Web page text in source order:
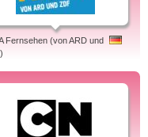
Fernsehen (von ARD und